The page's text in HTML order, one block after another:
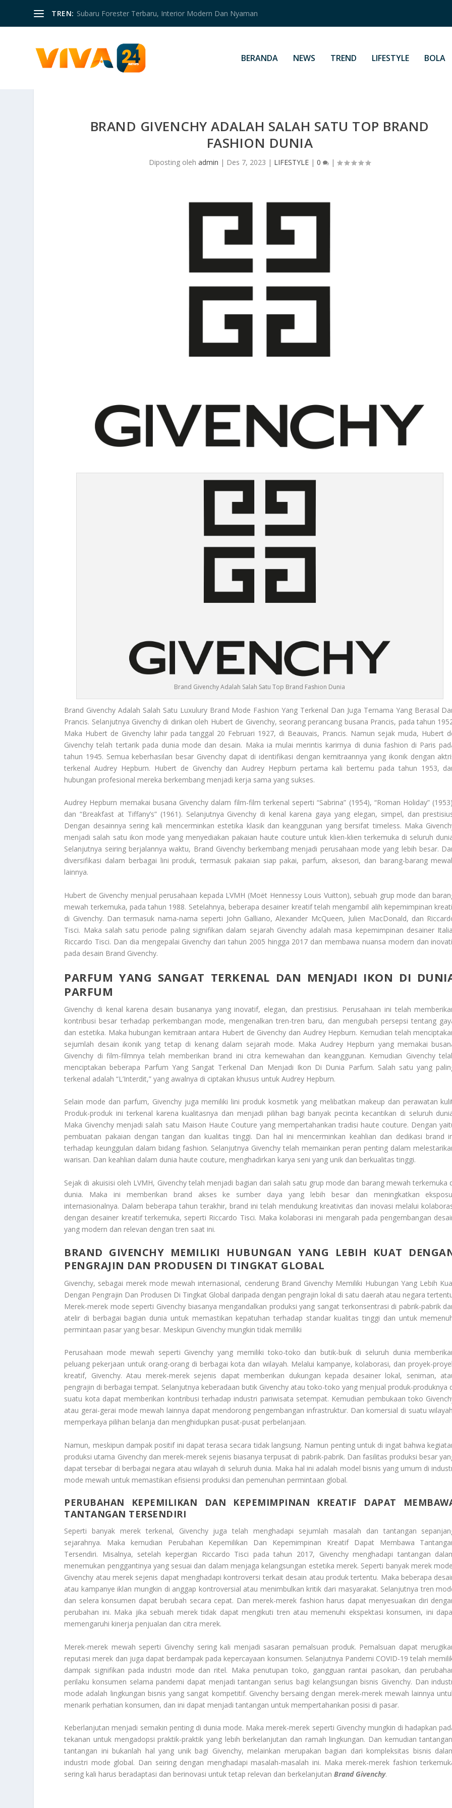
TREN: Subaru Forester Terbaru, Interior Modern Dan Nyaman
BERANDA NEWS TREND LIFESTYLE BOLA
BRAND GIVENCHY ADALAH SALAH SATU TOP BRAND
FASHION DUNIA
Diposting olehadmin | Des 7, 2023 | LIFESTYLE |0 |
Brand Givenchy Adalah Salah Satu Top Brand Fashion Dunia
Brand Givenchy Adalah Salah Satu Luxulury Brand Mode Fashion Yang Terkenal Dan Juga Ternama Yang Berasal
Prancis. Selanjutnya Givenchy di dirikan oleh Hubert de Givenchy, seorang perancang busana Prancis, pada tahun
Maka Hubert de Givenchy lahir pada tanggal 20 Februari 1927, di Beauvais, Prancis. Namun sejak muda, Hubert
Givenchy telah tertarik pada dunia mode dan desain. Maka ia mulai merintis karirnya di dunia fashion di Paris
tahun 1945. Semua keberhasilan besar Givenchy dapat di identifikasi dengan kemitraannya yang ikonik dengan
terkenal Audrey Hepburn. Hubert de Givenchy dan Audrey Hepburn pertama kali bertemu pada tahun 1953,
hubungan profesional mereka berkembang menjadi kerja sama yang sukses.
Audrey Hepburn memakai busana Givenchy dalam film-film terkenal seperti “Sabrina” (1954), “Roman Holiday”
dan “Breakfast at Tiffany’s” (1961). Selanjutnya Givenchy di kenal karena gaya yang elegan, simpel, dan
Dengan desainnya sering kali mencerminkan estetika klasik dan keanggunan yang bersifat timeless. Maka
menjadi salah satu ikon mode yang menyediakan pakaian haute couture untuk klien-klien terkemuka di seluruh
Selanjutnya seiring berjalannya waktu, Brand Givenchyberkembang menjadi perusahaan mode yang lebih besar.
diversifikasi dalam berbagai lini produk, termasuk pakaian siap pakai, parfum, aksesori, dan barang-barang
lainnya.
Hubert de Givenchy menjual perusahaan kepada LVMH (Moët Hennessy Louis Vuitton), sebuah grup mode dan
mewah terkemuka, pada tahun 1988. Setelahnya, beberapa desainer kreatif telah mengambil alih kepemimpinan
di Givenchy. Dan termasuk nama-nama seperti John Galliano, Alexander McQueen, Julien MacDonald, dan
Tisci. Maka salah satu periode paling signifikan dalam sejarah Givenchy adalah masa kepemimpinan desainer
Riccardo Tisci. Dan dia mengepalai Givenchy dari tahun 2005 hingga 2017 dan membawa nuansa modern dan
pada desain Brand Givenchy.
PARFUM YANG SANGAT TERKENAL DAN MENJADI IKON DI
PARFUM
Givenchy di kenal karena desain busananya yang inovatif, elegan, dan prestisius. Perusahaan ini telah
kontribusi besar terhadap perkembangan mode, mengenalkan tren-tren baru, dan mengubah persepsi tentang
dan estetika. Maka hubungan kemitraan antara Hubert de Givenchy dan Audrey Hepburn. Kemudian telah
sejumlah desain ikonik yang tetap di kenang dalam sejarah mode. Maka Audrey Hepburn yang memakai
Givenchy di film-filmnya telah memberikan brand ini citra kemewahan dan keanggunan. Kemudian Givenchy
menciptakan beberapa Parfum Yang Sangat Terkenal Dan Menjadi Ikon Di Dunia Parfum. Salah satu yang
terkenal adalah “L’Interdit,” yang awalnya di ciptakan khusus untuk Audrey Hepburn.
Selain mode dan parfum, Givenchy juga memiliki lini produk kosmetik yang melibatkan makeup dan perawatan
Produk-produk ini terkenal karena kualitasnya dan menjadi pilihan bagi banyak pecinta kecantikan di seluruh
Maka Givenchy menjadi salah satu Maison Haute Couture yang mempertahankan tradisi haute couture. Dengan
pembuatan pakaian dengan tangan dan kualitas tinggi. Dan hal ini mencerminkan keahlian dan dedikasi brand
terhadap keunggulan dalam bidang fashion. Selanjutnya Givenchy telah memainkan peran penting dalam
warisan. Dan keahlian dalam dunia haute couture, menghadirkan karya seni yang unik dan berkualitas tinggi.
Sejak di akuisisi oleh LVMH, Givenchy telah menjadi bagian dari salah satu grup mode dan barang mewah terkemuka
dunia. Maka ini memberikan brand akses ke sumber daya yang lebih besar dan meningkatkan
internasionalnya. Dalam beberapa tahun terakhir, brand ini telah mendukung kreativitas dan inovasi melalui
dengan desainer kreatif terkemuka, seperti Riccardo Tisci. Maka kolaborasi ini mengarah pada pengembangan
yang modern dan relevan dengan tren saat ini.
BRAND GIVENCHY MEMILIKI HUBUNGAN YANG LEBIH KUAT
PENGRAJIN DAN PRODUSEN DI TINGKAT GLOBAL
Givenchy, sebagai merek mode mewah internasional, cenderung Brand Givenchy Memiliki Hubungan Yang Lebih
Dengan Pengrajin Dan Produsen Di Tingkat Global daripada dengan pengrajin lokal di satu daerah atau negara
Merek-merek mode seperti Givenchy biasanya mengandalkan produksi yang sangat terkonsentrasi di pabrik-pabrik
atelir di berbagai bagian dunia untuk memastikan kepatuhan terhadap standar kualitas tinggi dan untuk
permintaan pasar yang besar. Meskipun Givenchy mungkin tidak memiliki
Perusahaan mode mewah seperti Givenchy yang memiliki toko-toko dan butik-buik di seluruh dunia
peluang pekerjaan untuk orang-orang di berbagai kota dan wilayah. Melalui kampanye, kolaborasi, dan proyek-
kreatif, Givenchy. Atau merek-merek sejenis dapat memberikan dukungan kepada desainer lokal, seniman,
pengrajin di berbagai tempat. Selanjutnya keberadaan butik Givenchy atau toko-toko yang menjual produk-produknya
suatu kota dapat memberikan kontribusi terhadap industri pariwisata setempat. Kemudian pembukaan toko
atau gerai-gerai mode mewah lainnya dapat mendorong pengembangan infrastruktur. Dan komersial di suatu
memperkaya pilihan belanja dan menghidupkan pusat-pusat perbelanjaan.
Namun, meskipun dampak positif ini dapat terasa secara tidak langsung. Namun penting untuk di ingat bahwa
produksi utama Givenchy dan merek-merek sejenis biasanya terpusat di pabrik-pabrik. Dan fasilitas produksi besar
dapat tersebar di berbagai negara atau wilayah di seluruh dunia. Maka hal ini adalah model bisnis yang umum di
mode mewah untuk memastikan efisiensi produksi dan pemenuhan permintaan global.
PERUBAHAN KEPEMILIKAN DAN KEPEMIMPINAN KREATIF DAPAT
TANTANGAN TERSENDIRI
Seperti banyak merek terkenal, Givenchy juga telah menghadapi sejumlah masalah dan tantangan
sejarahnya. Maka kemudian
Perubahan Kepemilikan Dan Kepemimpinan Kreatif Dapat Membawa
Tersendiri. Misalnya, setelah kepergian Riccardo Tisci pada tahun 2017, Givenchy menghadapi tantangan
menemukan penggantinya yang sesuai dan dalam menjaga kelangsungan estetika merek. Seperti banyak merek
Givenchy atau merek sejenis dapat menghadapi kontroversi terkait desain atau produk tertentu. Maka beberapa
atau kampanye iklan mungkin di anggap kontroversial atau menimbulkan kritik dari masyarakat. Selanjutnya tren
dan selera konsumen dapat berubah secara cepat. Dan merek-merek fashion harus dapat menyesuaikan diri
perubahan ini. Maka jika sebuah merek tidak dapat mengikuti tren atau memenuhi ekspektasi konsumen, ini
memengaruhi kinerja penjualan dan citra merek.
Merek-merek mewah seperti Givenchy sering kali menjadi sasaran pemalsuan produk. Pemalsuan dapat
reputasi merek dan juga dapat berdampak pada kepercayaan konsumen. Selanjutnya Pandemi COVID-19 telah
dampak signifikan pada industri mode dan ritel. Maka penutupan toko, gangguan rantai pasokan, dan
perilaku konsumen selama pandemi dapat menjadi tantangan serius bagi kelangsungan bisnis Givenchy. Dan
mode adalah lingkungan bisnis yang sangat kompetitif. Givenchy bersaing dengan merek-merek mewah lainnya
menarik perhatian konsumen, dan ini dapat menjadi tantangan untuk mempertahankan posisi di pasar.
Keberlanjutan menjadi semakin penting di dunia mode. Maka merek-merek seperti Givenchy mungkin di hadapkan
tekanan untuk mengadopsi praktik-praktik yang lebih berkelanjutan dan ramah lingkungan. Dan kemudian
tantangan ini bukanlah hal yang unik bagi Givenchy, melainkan merupakan bagian dari kompleksitas bisnis
industri mode global. Dan seiring dengan menghadapi masalah-masalah ini. Maka merek-merek fashion
sering kali harus beradaptasi dan berinovasi untuk tetap relevan dan berkelanjutanBrand Givenchy.